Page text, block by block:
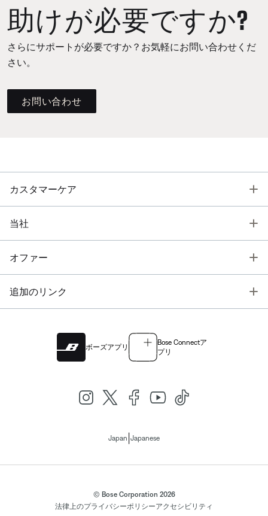
助けが必要ですか?
さらにサポートが必要ですか？お気軽にお問い合わせくだ
さい。
お問い合わせ
カスタマーケア
当社
オファー
追加のリンク
ボーズアプリ
Bose Connectア
プリ
Japan Japanese
© Bose Corporation 2026
法律上のプライバシーポリシーアクセシビリティ